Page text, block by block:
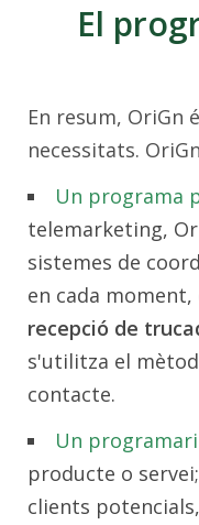
El
En resum,
necessitats.
Un programa
telemarketing,
sistemes de
en cada
recepció de
s'utilitza el
contacte.
Un
producte o
clients